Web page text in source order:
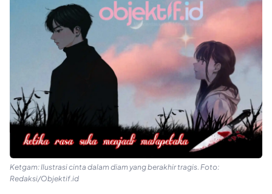
Ketgam: Ilustrasi cinta dalam diam yang berakhir tragis. Foto:
Redaksi/Objektif.id